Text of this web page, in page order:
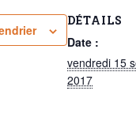
DÉTAILS
Date :
vendredi 15
2017